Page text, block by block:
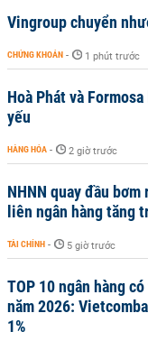
Vingroup chuyển
CHỨNG KHOÁN - 1 phút trước
Hoà Phát và
yếu
HÀNG HÓA - 2 giờ trước
NHNN quay đầu
liên ngân hàng tăng
TÀI CHÍNH - 5 giờ trước
TOP 10 ngân hàng
năm 2026:
1%